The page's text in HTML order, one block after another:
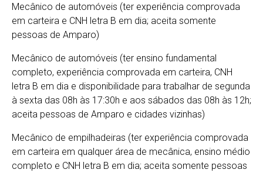
Mecânico de automóveis (ter experiência comprovada
em carteira e CNH letra B em dia; aceita somente
pessoas de Amparo)
Mecânico de automóveis (ter ensino fundamental
completo, experiência comprovada em carteira, CNH
letra B em dia e disponibilidade para trabalhar de segunda
à sexta das 08h às 17:30h e aos sábados das 08h às 12h;
aceita pessoas de Amparo e cidades vizinhas)
Mecânico de empilhadeiras (ter experiência comprovada
em carteira em qualquer área de mecânica, ensino médio
completo e CNH letra B em dia; aceita somente pessoas